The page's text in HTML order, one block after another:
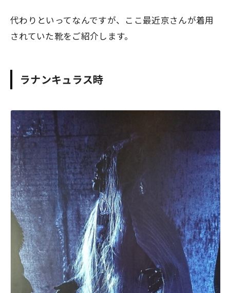
代わりといってなんですが、ここ最近京さんが着用
されていた靴をご紹介します。
ラナンキュラス時